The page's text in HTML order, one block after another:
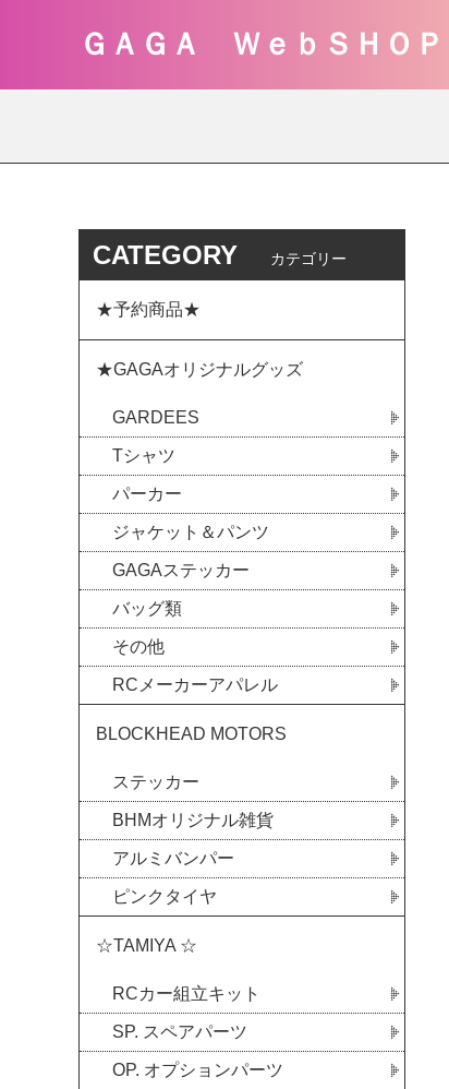
ＧＡＧＡ ＷｅｂＳＨＯＰ
CATEGORY カテゴリー
★予約商品★
★GAGAオリジナルグッズ
GARDEES
Tシャツ
パーカー
ジャケット＆パンツ
GAGAステッカー
バッグ類
その他
RCメーカーアパレル
BLOCKHEAD MOTORS
ステッカー
BHMオリジナル雑貨
アルミバンパー
ピンクタイヤ
☆TAMIYA ☆
RCカー組立キット
SP. スペアパーツ
OP. オプションパーツ